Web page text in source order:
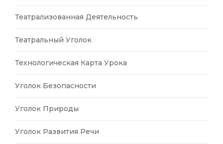
Театрализованная Деятельность
Театральный Уголок
Технологическая Карта Урока
Уголок Безопасности
Уголок Природы
Уголок Развития Речи